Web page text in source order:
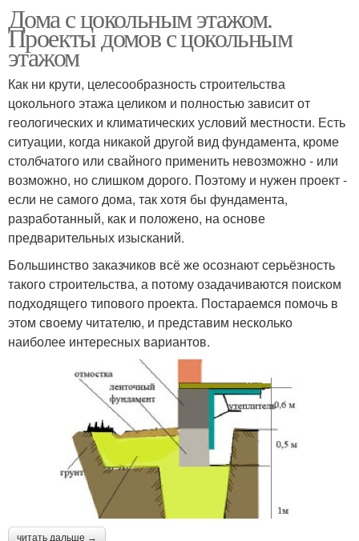
Дома с цокольным этажом.
Проекты домов с цокольным
этажом
Как ни крути, целесообразность строительства
цокольного этажа целиком и полностью зависит от
геологических и климатических условий местности. Есть
ситуации, когда никакой другой вид фундамента, кроме
столбчатого или свайного применить невозможно - или
возможно, но слишком дорого. Поэтому и нужен проект -
если не самого дома, так хотя бы фундамента,
разработанный, как и положено, на основе
предварительных изысканий.
Большинство заказчиков всё же осознают серьёзность
такого строительства, а потому озадачиваются поиском
подходящего типового проекта. Постараемся помочь в
этом своему читателю, и представим несколько
наиболее интересных вариантов.
читать дальше →